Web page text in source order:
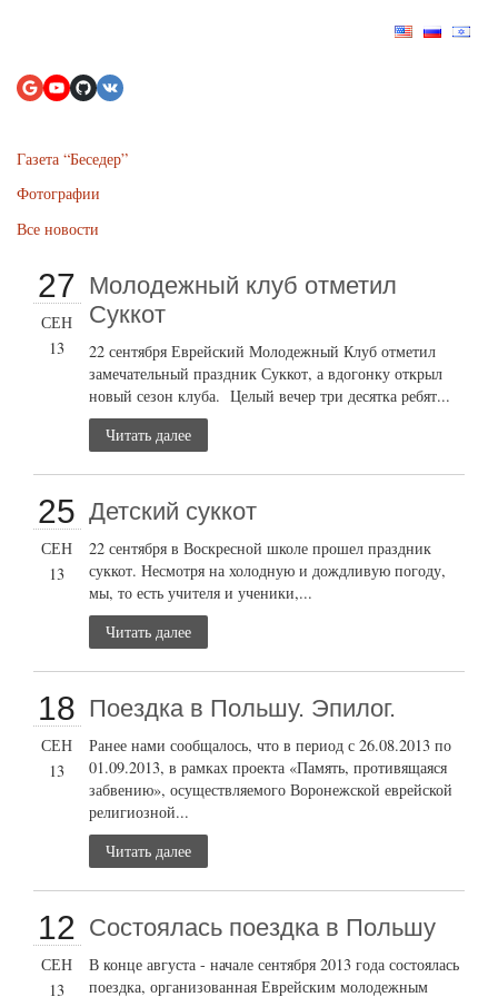
Газета “Беседер”
Фотографии
Все новости
27
СЕН
13
Молодежный клуб отметил
Суккот
22 сентября Еврейский Молодежный Клуб отметил
замечательный праздник Суккот, а вдогонку открыл
новый сезон клуба. Целый вечер три десятка ребят...
Читать далее
25
СЕН
13
Детский суккот
22 сентября в Воскресной школе прошел праздник
суккот. Несмотря на холодную и дождливую погоду,
мы, то есть учителя и ученики,...
Читать далее
18
СЕН
13
Поездка в Польшу. Эпилог.
Ранее нами сообщалось, что в период с 26.08.2013 по
01.09.2013, в рамках проекта «Память, противящаяся
забвению», осуществляемого Воронежской еврейской
религиозной...
Читать далее
12
СЕН
13
Состоялась поездка в Польшу
В конце августа - начале сентября 2013 года состоялась
поездка, организованная Еврейским молодежным